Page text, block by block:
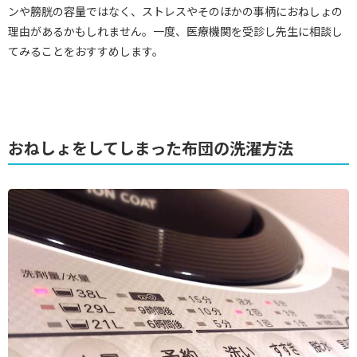
ンや膀胱の容量ではなく、ストレスやそのほかの事柄におねしょの
理由があるかもしれません。一度、医療機関を受診し先生に相談し
てみることをおすすめします。
おねしょをしてしまった布団の洗濯方法